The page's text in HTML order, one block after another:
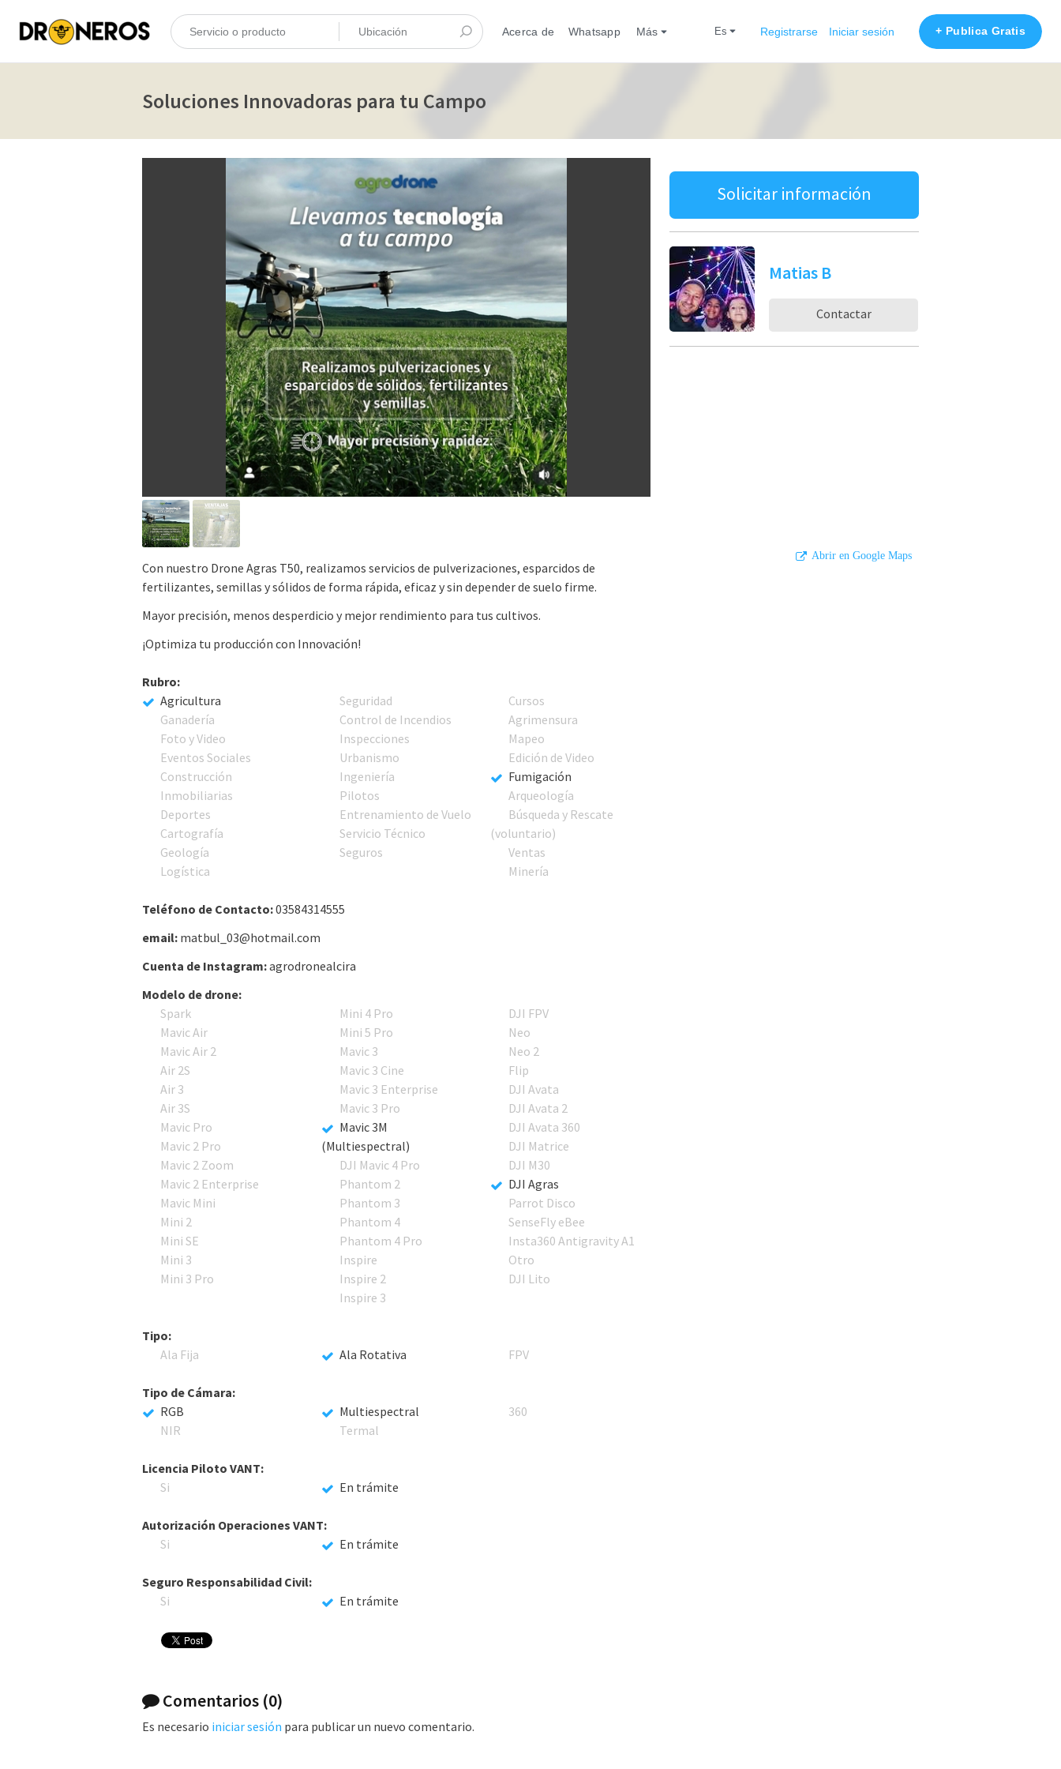
Acerca de Whatsapp Más es Registrarse Iniciar sesión + Publica Gratis
Soluciones Innovadoras para tu Campo
Con nuestro Drone Agras T50, realizamos servicios de pulverizaciones, esparcidos de
fertilizantes, semillas y sólidos de forma rápida, eficaz y sin depender de suelo firme.
Mayor precisión, menos desperdicio y mejor rendimiento para tus cultivos.
¡Optimiza tu producción con Innovación!
Rubro:
Agricultura
Ganadería
Foto y Video
Eventos Sociales
Construcción
Inmobiliarias
Deportes
Cartografía
Geología
Logística
Seguridad
Control de Incendios
Inspecciones
Urbanismo
Ingeniería
Pilotos
Entrenamiento de Vuelo
Servicio Técnico
Seguros
Cursos
Agrimensura
Mapeo
Edición de Video
Fumigación
Arqueología
Búsqueda y Rescate
(voluntario)
Ventas
Minería
Teléfono de Contacto:03584314555
email: matbul_03@hotmail.com
Cuenta de Instagram:agrodronealcira
Modelo de drone:
Spark
Mavic Air
Mavic Air 2
Air 2S
Air 3
Air 3S
Mavic Pro
Mavic 2 Pro
Mavic 2 Zoom
Mavic 2 Enterprise
Mavic Mini
Mini 2
Mini SE
Mini 3
Mini 3 Pro
Mini 4 Pro
Mini 5 Pro
Mavic 3
Mavic 3 Cine
Mavic 3 Enterprise
Mavic 3 Pro
Mavic 3M
(Multiespectral)
DJI Mavic 4 Pro
Phantom 2
Phantom 3
Phantom 4
Phantom 4 Pro
Inspire
Inspire 2
Inspire 3
DJI FPV
Neo
Neo 2
Flip
DJI Avata
DJI Avata 2
DJI Avata 360
DJI Matrice
DJI M30
DJI Agras
Parrot Disco
SenseFly eBee
Insta360 Antigravity A1
Otro
DJI Lito
Tipo:
Ala Fija
Ala Rotativa FPV
Tipo de Cámara:
RGB
NIR
Multiespectral
Termal
360
Licencia Piloto VANT:
Si
En trámite
Autorización Operaciones VANT:
Si
En trámite
Seguro Responsabilidad Civil:
Si
En trámite
Comentarios (0)
Es necesario iniciar sesión para publicar un nuevo comentario.
Solicitar información
Matias B
Contactar
Abrir en Google Maps